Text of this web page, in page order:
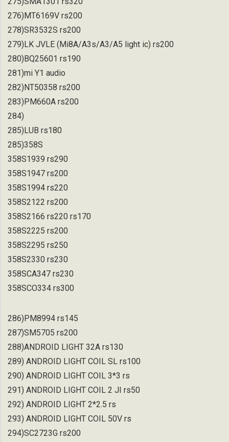
276)MT6169V rs200
278)SR3532S rs200
279)LK JVLE (Mi8A/A3s/A3/A5 light ic) rs200
280)BQ25601 rs190
281)mi Y1 audio
282)NT50358 rs200
283)PM660A rs200
284)
285)LUB rs180
285)358S
358S1939 rs290
358S1947 rs200
358S1994 rs220
358S2122 rs200
358S2166 rs220 rs170
358S2225 rs200
358S2295 rs250
358S2330 rs230
358SCA347 rs230
358SCO334 rs300
286)PM8994 rs145
287)SM5705 rs200
288)ANDROID LIGHT 32A rs130
289) ANDROID LIGHT COIL SL rs100
290) ANDROID LIGHT COIL 3*3 rs
291) ANDROID LIGHT COIL 2 JI rs50
292) ANDROID LIGHT 2*2.5 rs
293) ANDROID LIGHT COIL 50V rs
294)SC2723G rs200